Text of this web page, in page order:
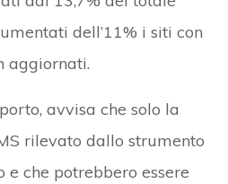
dell’11% i siti con
aggiornati.
avvisa che solo la
rilevato dallo strumento
che potrebbero essere